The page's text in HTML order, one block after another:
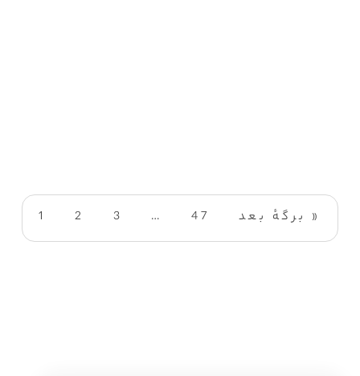
1 2 3 … 47 برگهٔ بعد »